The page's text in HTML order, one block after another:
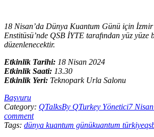
18 Nisan’da Dünya Kuantum Günü için
Enstitüsü’nde QSB İYTE tarafından yüz yüze
düzenlenecektir.
Etkinlik Tarihi: 18 Nisan 2024
Etkinlik Saati: 13.30
Etkinlik Yeri: Teknopark Urla Salonu
Başvuru
Category: QTalksBy QTurkey Yönetici7
comment
Tags: dünya kuantum günükuantum türkiye